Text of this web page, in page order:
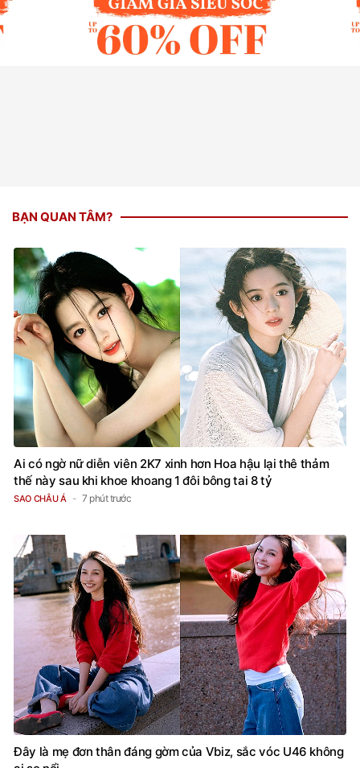
BẠN QUAN TÂM?
Ai có ngờ nữ diễn viên 2K7 xinh hơn Hoa hậu lại thê thảm
thế này sau khi khoe khoang 1 đôi bông tai 8 tỷ
SAO CHÂU Á 7 phút trước
Đây là mẹ đơn thân đáng gờm của Vbiz, sắc vóc U46 không